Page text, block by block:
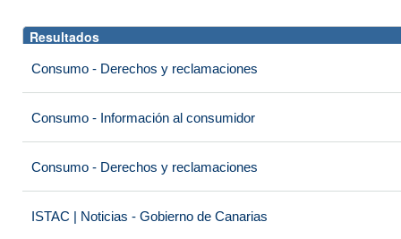
Resultados
Consumo - Derechos y reclamaciones
Consumo - Información al consumidor
Consumo - Derechos y reclamaciones
ISTAC | Noticias - Gobierno de Canarias